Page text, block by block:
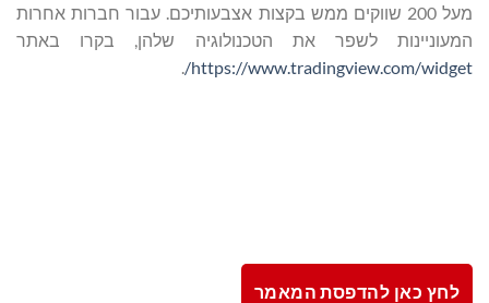
מעל 200 שווקים ממש בקצות אצבעותיכם. עבור חברות אחרות
המעוניינות לשפר את הטכנולוגיה שלהן, בקרו באתר
https://www.tradingview.com/widget/
לחץ כאן להדפסת המאמר